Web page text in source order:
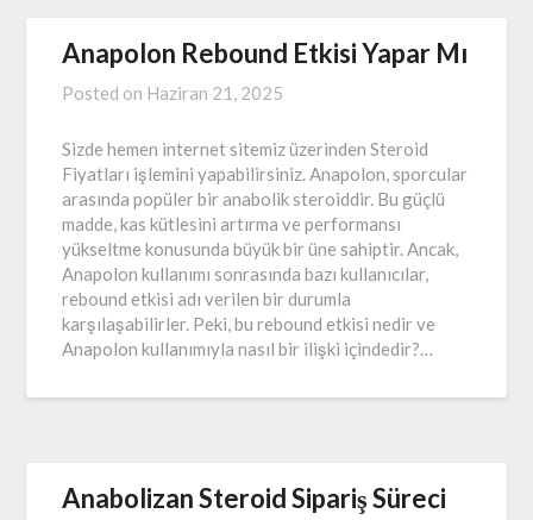
Anapolon Rebound Etkisi Yapar Mı
Posted on Haziran 21, 2025
Sizde hemen internet sitemiz üzerinden Steroid
Fiyatları işlemini yapabilirsiniz. Anapolon, sporcular
arasında popüler bir anabolik steroiddir. Bu güçlü
madde, kas kütlesini artırma ve performansı
yükseltme konusunda büyük bir üne sahiptir. Ancak,
Anapolon kullanımı sonrasında bazı kullanıcılar,
rebound etkisi adı verilen bir durumla
karşılaşabilirler. Peki, bu rebound etkisi nedir ve
Anapolon kullanımıyla nasıl bir ilişki içindedir?…
Anabolizan Steroid Sipariş Süreci